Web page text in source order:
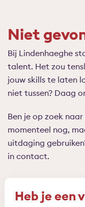
Niet
Bij Lindenhaeghe
talent. Het zou
jouw skills te laten
niet tussen? Daag
Ben je op zoek
momenteel nog,
uitdaging
in contact.
Heb je een